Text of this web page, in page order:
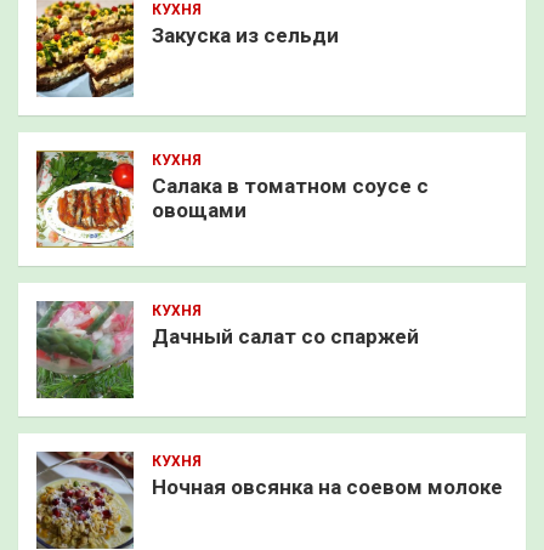
КУХНЯ
Закуска из сельди
КУХНЯ
Салака в томатном соусе с
овощами
КУХНЯ
Дачный салат со спаржей
КУХНЯ
Ночная овсянка на соевом молоке